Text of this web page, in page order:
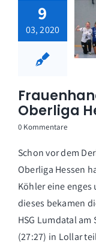
9
03, 2020
Oberliga
0 Kommentare
Schon vor dem
Oberliga Hessen
Köhler eine
dieses bekamen
HSG Lumdatal
(27:27) in Lollar